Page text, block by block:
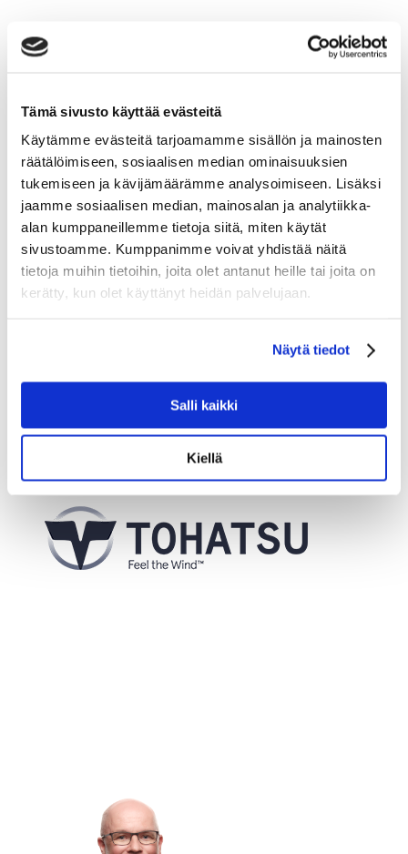
Tämä sivusto käyttää evästeitä
Käytämme evästeitä tarjoamamme sisällön ja mainosten
räätälöimiseen, sosiaalisen median ominaisuuksien
tukemiseen ja kävijämäärämme analysoimiseen. Lisäksi
jaamme sosiaalisen median, mainosalan ja analytiikka-
alan kumppaneillemme tietoja siitä, miten käytät
sivustoamme. Kumppanimme voivat yhdistää näitä
tietoja muihin tietoihin, joita olet antanut heille tai joita on
kerätty, kun olet käyttänyt heidän palvelujaan.
Näytä tiedot
Salli kaikki
Kiellä